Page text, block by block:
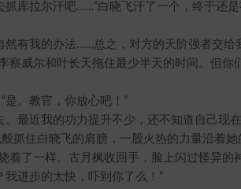
拉尔汗吧……”白晓飞汗了一个，终于还是
有我的办法……总之，对方的天阶强者交给
察威尔和叶长天拖住最少半天的时间。但你
。教官，你放心吧！”
最近我的功力提升不少，还不知道自己现在
住白晓飞的肩膀，一股火热的力量沿着她
着了一样。古月枫收回手，脸上闪过怪异的
进步的太快，吓到你了么！”